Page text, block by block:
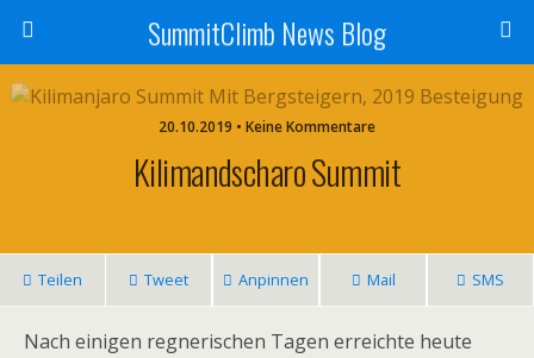
SummitClimb News Blog
20.10.2019 • Keine Kommentare
Kilimandscharo Summit
Teilen Tweet Anpinnen Mail SMS
Nach einigen regnerischen Tagen erreichte heute